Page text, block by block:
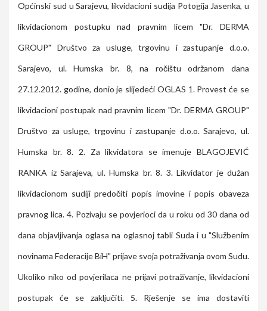
Općinski sud u Sarajevu, likvidacioni sudija Potogija Jasenka, u
likvidacionom postupku nad pravnim licem "Dr. DERMA
GROUP" Društvo za usluge, trgovinu i zastupanje d.o.o.
Sarajevo, ul. Humska br. 8, na ročištu održanom dana
27.12.2012. godine, donio je slijedeći OGLAS 1. Provest će se
likvidacioni postupak nad pravnim licem "Dr. DERMA GROUP"
Društvo za usluge, trgovinu i zastupanje d.o.o. Sarajevo, ul.
Humska br. 8. 2. Za likvidatora se imenuje BLAGOJEVIĆ
RANKA iz Sarajeva, ul. Humska br. 8. 3. Likvidator je dužan
likvidacionom sudiji predočiti popis imovine i popis obaveza
pravnog lica. 4. Pozivaju se povjerioci da u roku od 30 dana od
dana objavljivanja oglasa na oglasnoj tabli Suda i u "Službenim
novinama Federacije BiH" prijave svoja potraživanja ovom Sudu.
Ukoliko niko od povjerilaca ne prijavi potraživanje, likvidacioni
postupak će se zaključiti. 5. Rješenje se ima dostaviti